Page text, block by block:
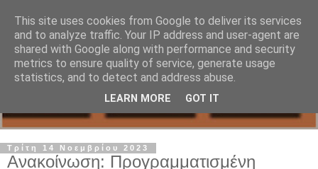
Τρίτη 14 Νοεμβρίου 2023
Ανακοίνωση: Προγραμματισμένη
This site uses cookies from Google to deliver its services
and to analyze traffic. Your IP address and user-agent are
shared with Google along with performance and security
metrics to ensure quality of service, generate usage
statistics, and to detect and address abuse.
LEARN MORE GOT IT